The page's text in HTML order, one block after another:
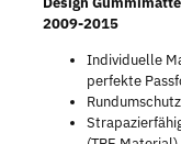
2009-2015
Individuelle
perfekte